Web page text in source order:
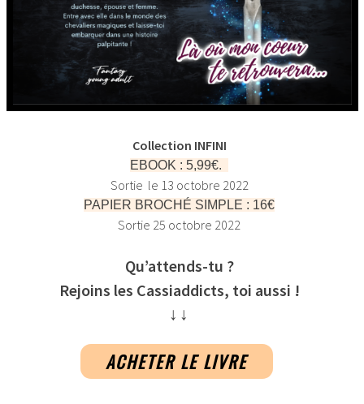
Collection INFINI
EBOOK : 5,99€.
Sortie le 13 octobre 2022
PAPIER BROCHÉ SIMPLE : 16€
Sortie 25 octobre 2022
Qu’attends-tu ?
Rejoins les Cassiaddicts, toi aussi !
↓↓
ACHETER LE LIVRE